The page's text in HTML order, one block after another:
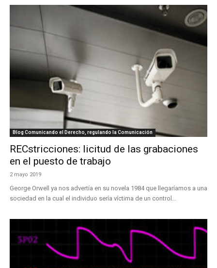
Blog Comunicando el Derecho, regulando la Comunicación
RECstricciones: licitud de las grabaciones
en el puesto de trabajo
2 mayo 2019
George Orwell ya nos advertía en su novela 1984 que llegaríamos a una
sociedad en la cual el individuo sería víctima de un control...